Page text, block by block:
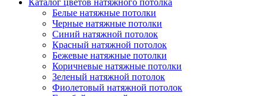
Каталог цветов натяжного потолка
Белые натяжные потолки
Черные натяжные потолки
Синий натяжной потолок
Красный натяжной потолок
Бежевые натяжные потолки
Коричневые натяжные потолки
Зеленый натяжной потолок
Фиолетовый натяжной потолок